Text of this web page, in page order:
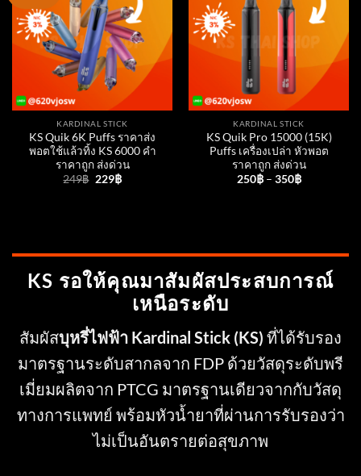
KARDINAL STICK
KS Quik 6K Puffs ราคาส่ง
พอตใช้แล้วทิ้ง KS 6000 คำ
ราคาถูก ส่งด่วน
249฿ Original
price
229฿Current
KARDINAL STICK
KS Quik Pro 15000 (15K)
Puffs เครื่องเปล่า หัวพอต
ราคาถูก ส่งด่วน
250฿– 350฿
KS รอให้คุณมาสัมผัสประสบการณ์
เหนือระดับ
สัมผัสบุหรี่ไฟฟ้า Kardinal Stick (KS) ที่ได้รับรอง
มาตรฐานระดับสากลจาก FDP ด้วยวัสดุระดับพรี
เมี่ยมผลิตจาก PTCG มาตรฐานเดียวจากกับวัสดุ
ทางการแพทย์ พร้อมหัวน้ำยาที่ผ่านการรับรองว่า
ไม่เป็นอันตรายต่อสุขภาพ